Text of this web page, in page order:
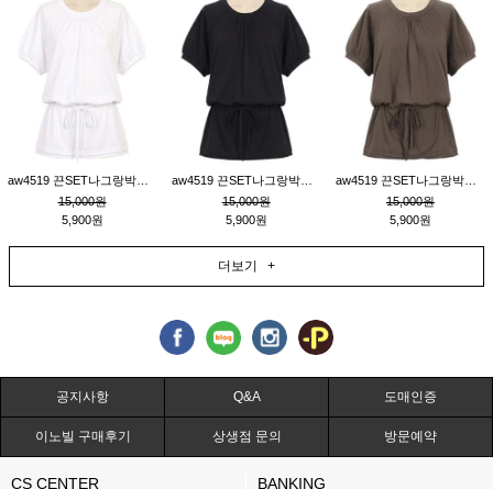
15,000원
5,900원
15,000원
5,900원
15,000원
5,900원
더보기 +
공지사항 Q&A 도매인증
이노빌 구매후기 상생점 문의 방문예약
CS CENTER BANKING